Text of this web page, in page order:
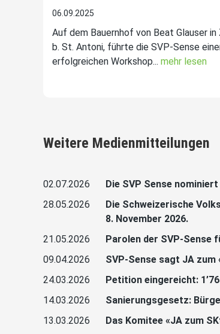
06.09.2025
Auf dem Bauernhof von Beat Glauser in
b. St. Antoni, führte die SVP-Sense
erfolgreichen Workshop... mehr lesen
Weitere Medienmitteilungen
02.07.2026
Die SVP Sense
28.05.2026
Die Schweizerische
8. November 2026.
21.05.2026
Parolen der SVP-Sense
09.04.2026
SVP-Sense sagt JA zum
24.03.2026
Petition eingereicht:
14.03.2026
Sanierungsgesetz:
13.03.2026
Das Komitee «JA zum